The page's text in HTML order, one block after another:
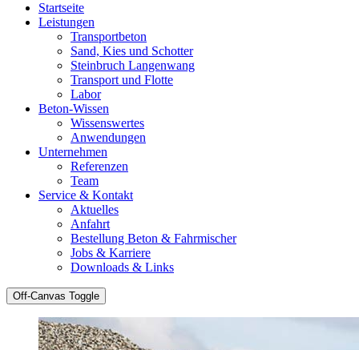
Startseite
Leistungen
Transportbeton
Sand, Kies und Schotter
Steinbruch Langenwang
Transport und Flotte
Labor
Beton-Wissen
Wissenswertes
Anwendungen
Unternehmen
Referenzen
Team
Service & Kontakt
Aktuelles
Anfahrt
Bestellung Beton & Fahrmischer
Jobs & Karriere
Downloads & Links
Off-Canvas Toggle